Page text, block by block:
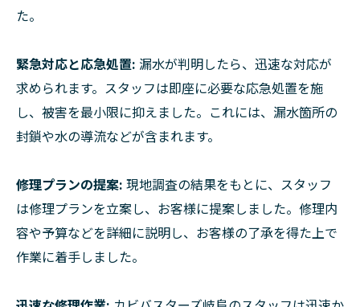
た。
緊急対応と応急処置: 漏水が判明したら、迅速な対応が
求められます。スタッフは即座に必要な応急処置を施
し、被害を最小限に抑えました。これには、漏水箇所の
封鎖や水の導流などが含まれます。
修理プランの提案: 現地調査の結果をもとに、スタッフ
は修理プランを立案し、お客様に提案しました。修理内
容や予算などを詳細に説明し、お客様の了承を得た上で
作業に着手しました。